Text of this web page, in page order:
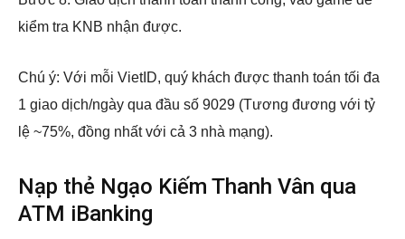
kiểm tra KNB nhận được.
Chú ý: Với mỗi VietID, quý khách được thanh toán tối đa
1 giao dịch/ngày qua đầu số 9029 (Tương đương với tỷ
lệ ~75%, đồng nhất với cả 3 nhà mạng).
Nạp thẻ Ngạo Kiếm Thanh Vân qua
ATM iBanking